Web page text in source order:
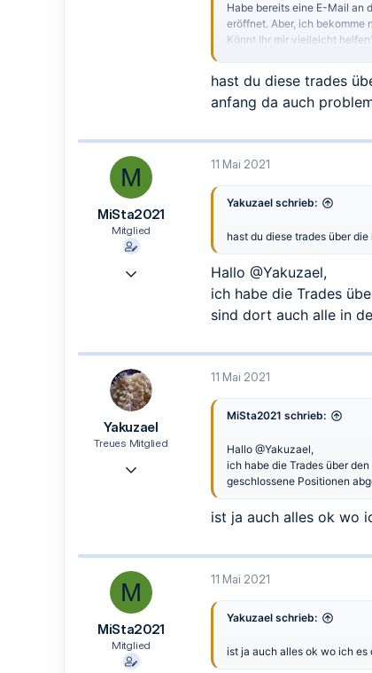
Habe bereits eine E-Mail an
eröffnet. Aber, ich bekomme
Könnt Ihr mir vielleicht
Habe ich vielleicht etwas
Viele Grüße
Michael
hast du diese trades
anfang da auch
M
MiSta2021
Mitglied
11 Mai 2021
Yakuzael schrieb:
hast du diese trades über
Hallo @Yakuzael,
ich habe die Trades
sind dort auch alle in
Yakuzael
Treues Mitglied
Zwickau
11 Mai 2021
MiSta2021 schrieb:
Hallo @Yakuzael,
ich habe die Trades über
geschlossene Positionen
ist ja auch alles ok wo
M
MiSta2021
Mitglied
11 Mai 2021
Yakuzael schrieb:
ist ja auch alles ok wo ich